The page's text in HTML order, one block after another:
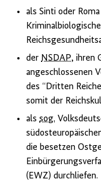
als Sinti oder
der NSDAP, ihren
angeschlossenen
des “Dritten
somit der
als sog.
die besetzen
(EWZ) durchliefen.